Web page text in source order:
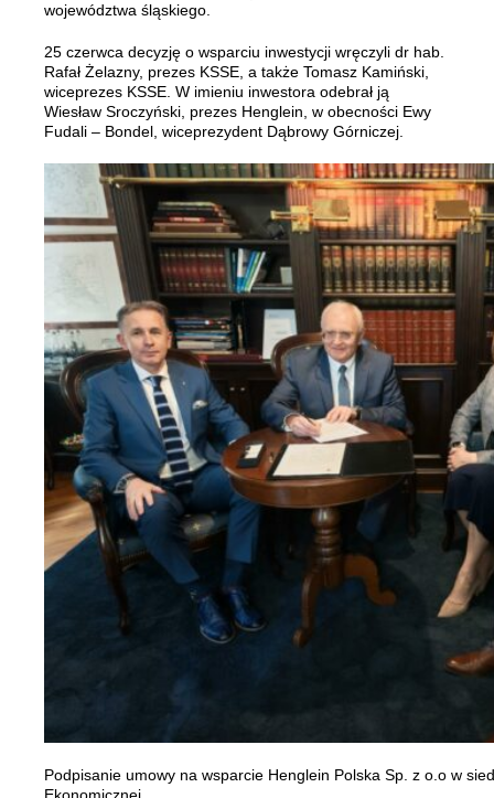
województwa śląskiego.
25 czerwca decyzję o wsparciu inwestycji wręczyli dr hab.
Rafał Żelazny, prezes KSSE, a także Tomasz Kamiński,
wiceprezes KSSE. W imieniu inwestora odebrał ją
Wiesław Sroczyński, prezes Henglein, w obecności Ewy
Fudali – Bondel, wiceprezydent Dąbrowy Górniczej.
Podpisanie umowy na wsparcie Henglein Polska Sp. z o.o w